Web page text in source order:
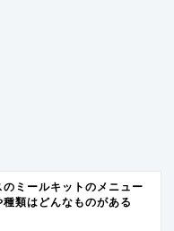
ミールキットのメニュー
類はどんなものがある